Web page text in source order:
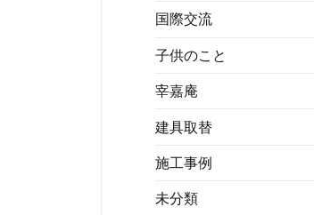
国際交流
子供のこと
宰嘉庵
建具取替
施工事例
未分類